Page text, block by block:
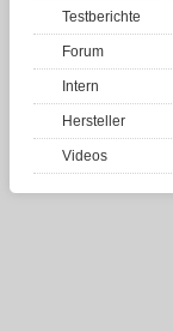
Testberichte
Forum
Intern
Hersteller
Videos